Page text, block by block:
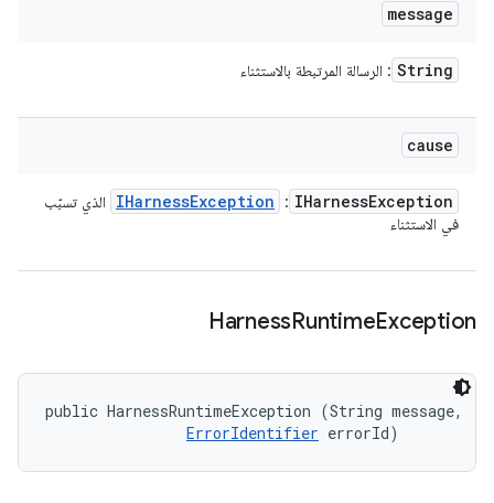
message
String : الرسالة المرتبطة بالاستثناء
cause
IHarnessException
: ‏
IHarnessException
الذي تسبّب
في الاستثناء
HarnessRuntimeException
public HarnessRuntimeException (String message,
ErrorIdentifier errorId)